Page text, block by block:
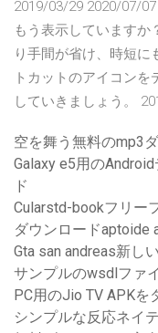
2019/03/29 2020/07/
もう表示していますか
り手間が省け、時短に
トカットのアイコン
していきましょう。
空を舞う無料のmp3
Galaxy e5用の
ド
Cularstd-bookフリー
ダウンロードaptoide
Gta san andreas新し
サンプルのwsdlファ
PC用のJio TV APKを
シンプルな反応ネイ